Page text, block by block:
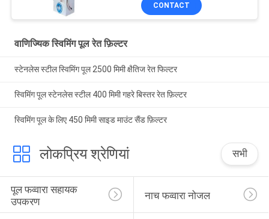
CONTACT
वाणिज्यिक स्विमिंग पूल रेत फ़िल्टर
स्टेनलेस स्टील स्विमिंग पूल 2500 मिमी क्षैतिज रेत फिल्टर
स्विमिंग पूल स्टेनलेस स्टील 400 मिमी गहरे बिस्तर रेत फ़िल्टर
स्विमिंग पूल के लिए 450 मिमी साइड माउंट सैंड फ़िल्टर
लोकप्रिय श्रेणियां सभी
पूल फव्वारा सहायक
उपकरण
नाच फव्वारा नोजल